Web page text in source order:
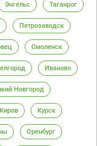
Энгельс Таганрог
Петрозаводск
Смоленск
Иваново
Новгород
Киров Курск
Оренбург